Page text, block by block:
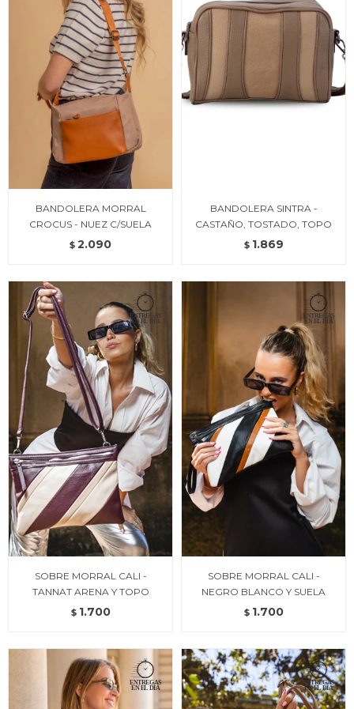
BANDOLERA MORRAL
CROCUS - NUEZ C/SUELA
$ 2.090
BANDOLERA SINTRA -
CASTAÑO, TOSTADO, TOPO
$ 1.869
SOBRE MORRAL CALI -
TANNAT ARENA Y TOPO
$ 1.700
SOBRE MORRAL CALI -
NEGRO BLANCO Y SUELA
$ 1.700